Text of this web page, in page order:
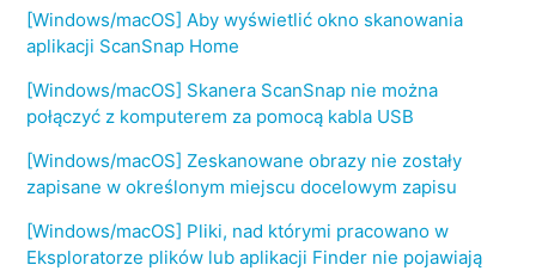
[Windows/macOS] Aby wyświetlić okno skanowania
aplikacji ScanSnap Home
[Windows/macOS] Skanera ScanSnap nie można
połączyć z komputerem za pomocą kabla USB
[Windows/macOS] Zeskanowane obrazy nie zostały
zapisane w określonym miejscu docelowym zapisu
[Windows/macOS] Pliki, nad którymi pracowano w
Eksploratorze plików lub aplikacji Finder nie pojawiają